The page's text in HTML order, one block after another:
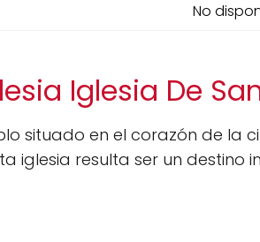
No
Iglesia De
situado en el corazón de la
iglesia resulta ser un destino